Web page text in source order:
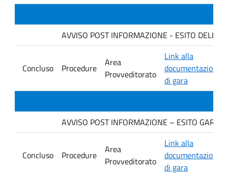
AVVISO POST INFORMAZIONE - ESITO
Concluso Procedure
Area
Provveditorato
Link alla
documentazione
di gara
AVVISO POST INFORMAZIONE – ESITO GARA
Concluso Procedure
Area
Provveditorato
Link alla
documentazione
di gara